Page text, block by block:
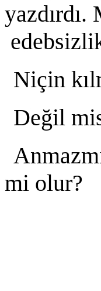
yazdırdı.
Niçin
Değil
mi olur?